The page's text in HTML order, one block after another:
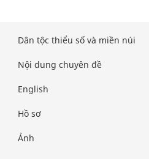
Dân tộc thiểu số và miền núi
Nội dung chuyên đề
English
Hồ sơ
Ảnh